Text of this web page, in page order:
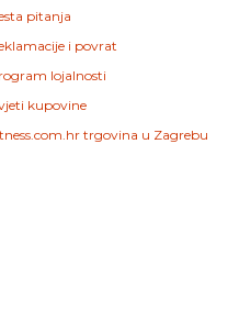
pitanja
i povrat
lojalnosti
kupovine
trgovina u Zagrebu